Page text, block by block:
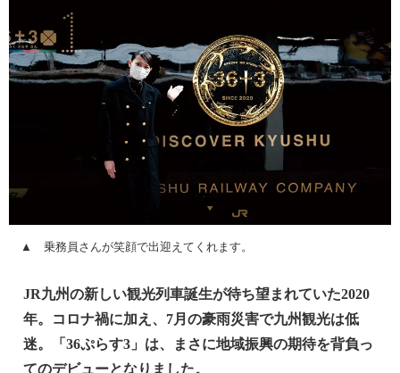
▲ 乗務員さんが笑顔で出迎えてくれます。
JR九州の新しい観光列車誕生が待ち望まれていた2020
年。コロナ禍に加え、7月の豪雨災害で九州観光は低
迷。「36ぷらす3」は、まさに地域振興の期待を背負っ
てのデビューとなりました。